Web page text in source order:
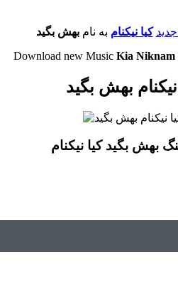
کیا نیکنام به نامبهش بگید
Download new Music Kia Niknam
نیکنام بهش بگید
بهش بگید کیا نیکنام